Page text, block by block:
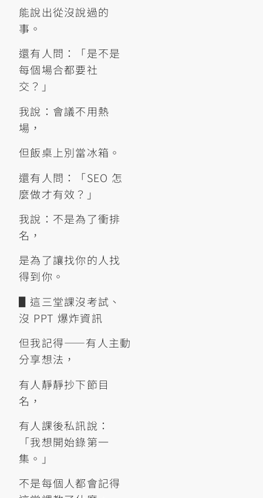
能說出從沒說過的
事。
還有人問：「是不是
每個場合都要社
交？」
我說：會議不用熱
場，
但飯桌上別當冰箱。
還有人問：「SEO 怎
麼做才有效？」
我說：不是為了衝排
名，
是為了讓找你的人找
得到你。
▋這三堂課沒考試、
沒 PPT 爆炸資訊
但我記得——有人主動
分享想法，
有人靜靜抄下節目
名，
有人課後私訊說：
「我想開始錄第一
集。」
不是每個人都會記得